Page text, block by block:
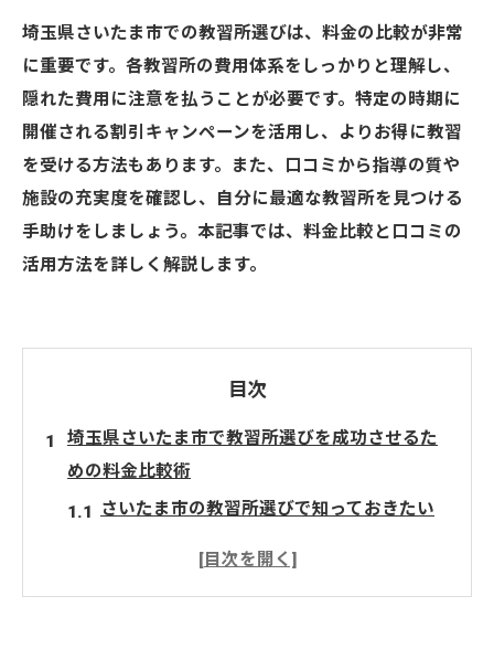
埼玉県さいたま市での教習所選びは、料金の比較が非常
に重要です。各教習所の費用体系をしっかりと理解し、
隠れた費用に注意を払うことが必要です。特定の時期に
開催される割引キャンペーンを活用し、よりお得に教習
を受ける方法もあります。また、口コミから指導の質や
施設の充実度を確認し、自分に最適な教習所を見つける
手助けをしましょう。本記事では、料金比較と口コミの
活用方法を詳しく解説します。
目次
埼玉県さいたま市で教習所選びを成功させるた
めの料金比較術
さいたま市の教習所選びで知っておきたい